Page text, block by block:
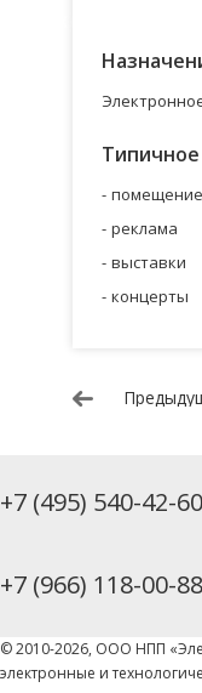
помещение
реклама
выставки
концерты
+7 (495) 540-42-60
+7 (966) 118-00-88
© 2010-2026, ООО НПП
электронные и